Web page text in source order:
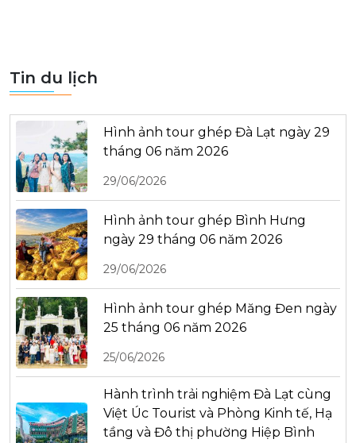
Tin du lịch
Hình ảnh tour ghép Đà Lạt ngày 29
tháng 06 năm 2026
29/06/2026
Hình ảnh tour ghép Bình Hưng
ngày 29 tháng 06 năm 2026
29/06/2026
Hình ảnh tour ghép Măng Đen ngày
25 tháng 06 năm 2026
25/06/2026
Hành trình trải nghiệm Đà Lạt cùng
Việt Úc Tourist và Phòng Kinh tế, Hạ
tầng và Đô thị phường Hiệp Bình